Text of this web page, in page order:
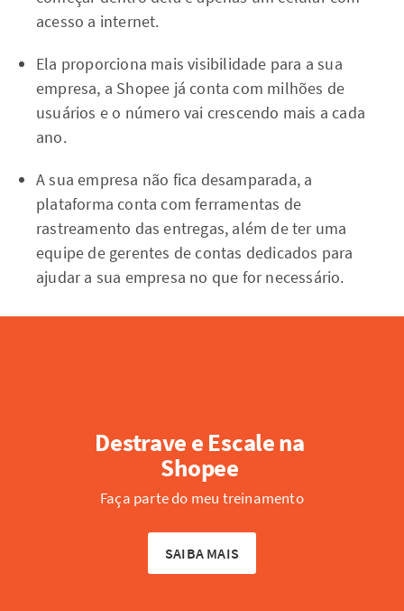
acesso a internet.
Ela proporciona mais visibilidade para a sua
empresa, a Shopee já conta com milhões de
usuários e o número vai crescendo mais a cada
ano.
A sua empresa não fica desamparada, a
plataforma conta com ferramentas de
rastreamento das entregas, além de ter uma
equipe de gerentes de contas dedicados para
ajudar a sua empresa no que for necessário.
Destrave e Escale na
Shopee
Faça parte do meu treinamento
SAIBA MAIS